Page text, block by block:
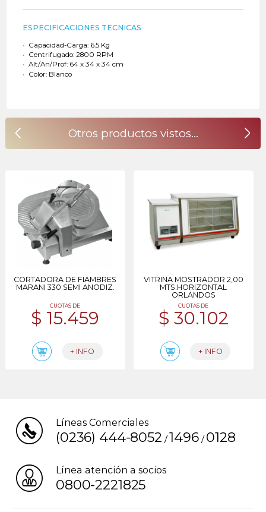
ESPECIFICACIONES TECNICAS
Capacidad-Carga: 6.5 Kg
Centrifugado: 2800 RPM
Alt/An/Prof: 64 x 34 x 34 cm
Color: Blanco
CORTADORA DE FIAMBRES
MARANI 330 SEMI ANODIZ.
CUOTAS DE
$ 15.459
+ INFO
VITRINA MOSTRADOR 2,00
MTS.HORIZONTAL
ORLANDOS
CUOTAS DE
$ 30.102
+ INFO
Líneas Comerciales
(0236) 444-8052 /1496/0128
Línea atención a socios
0800-2221825